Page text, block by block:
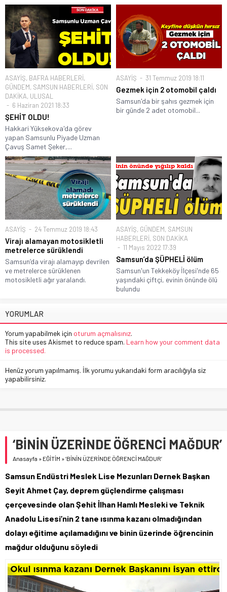
ASAYİŞ, BAFRA HABERLERİ,
GÜNDEM, SAMSUN HABERLERİ, SON
DAKİKA, ULUSAL
6 Haziran 2021 18:33
ŞEHİT OLDU!
Hakkari Yüksekova'da görev
yapan Samsunlu Piyade Uzman
Çavuş Samet Şeker,...
ASAYİŞ 31 Temmuz 2019 18:11
Gezmek için 2 otomobil çaldı
Samsun'da bir şahıs gezmek için
bir günde 2 adet otomobil...
ASAYİŞ 24 Temmuz 2019 18:43
Virajı alamayan motosikletli
metrelerce sürüklendi
Samsun’da virajı alamayıp devrilen
ve metrelerce sürüklenen
motosikletli ağır yaralandı.
ASAYİŞ, GÜNDEM, SAMSUN
HABERLERİ, SON DAKİKA
11 Mayıs 2022 17:39
Samsun’da ŞÜPHELİ ölüm
Samsun'un Tekkeköy İlçesi'nde 65
yaşındaki çiftçi, evinin önünde ölü
bulundu
YORUMLAR
Yorum yapabilmek için oturum açmalısınız.
This site uses Akismet to reduce spam. Learn how your comment data
is processed.
Henüz yorum yapılmamış. İlk yorumu yukarıdaki form aracılığıyla siz
yapabilirsiniz.
‘BİNİN ÜZERİNDE ÖĞRENCİ MAĞDUR’
Anasayfa » EĞİTİM »‘BİNİN ÜZERİNDE ÖĞRENCİ MAĞDUR’
Samsun Endüstri Meslek Lise Mezunları Dernek Başkan
Seyit Ahmet Çay, deprem güçlendirme çalışması
çerçevesinde olan Şehit İlhan Hamlı Mesleki ve Teknik
Anadolu Lisesi’nin 2 tane ısınma kazanı olmadığından
dolayı eğitime açılamadığını ve binin üzerinde öğrencinin
mağdur olduğunu söyledi